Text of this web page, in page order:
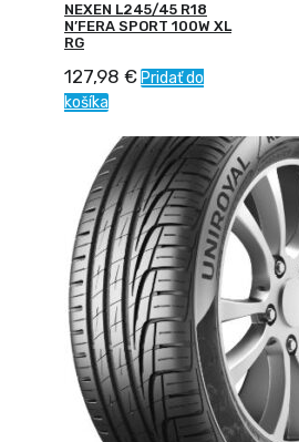
NEXEN L245/45 R18
N’FERA SPORT 100W XL
RG
127,98 € Pridať do
košíka